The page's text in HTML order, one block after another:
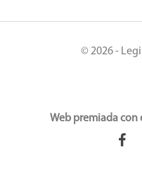
© 2026 -
Web premiada con